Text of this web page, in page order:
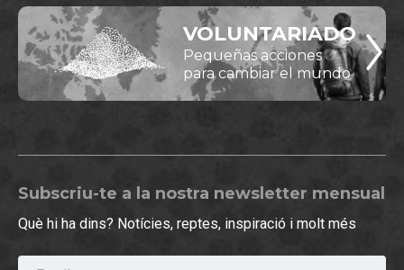
VOLUNTARIADO
Pequeñas acciones
para cambiar el mundo
Subscriu-te a la nostra newsletter mensual
Què hi ha dins? Notícies, reptes, inspiració i molt més
Email